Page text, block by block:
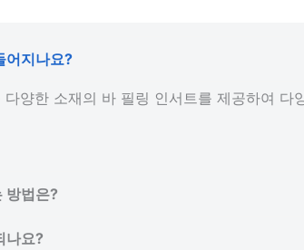
어지나요?
양한 소재의 바 필링 인서트를 제공하여 다
방법은?
나요?